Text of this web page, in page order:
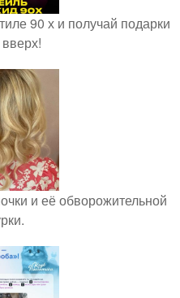
90 х и получай подарки
и её обворожительной